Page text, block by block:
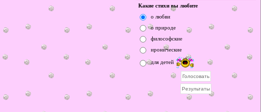
Какие стихи вы любите
о любви
о природе
философские
иронические
для детей